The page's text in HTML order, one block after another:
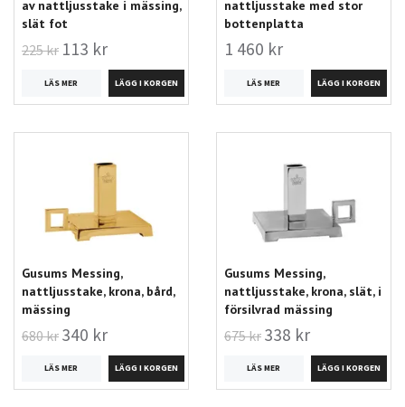
av nattljusstake i mässing,
slät fot
225 kr 113 kr
LÄS MER
nattljusstake med stor
bottenplatta
1 460 kr
LÄS MER
Gusums Messing,
nattljusstake, krona, bård,
mässing
680 kr 340 kr
LÄS MER
Gusums Messing,
nattljusstake, krona, slät, i
försilvrad mässing
675 kr 338 kr
LÄS MER